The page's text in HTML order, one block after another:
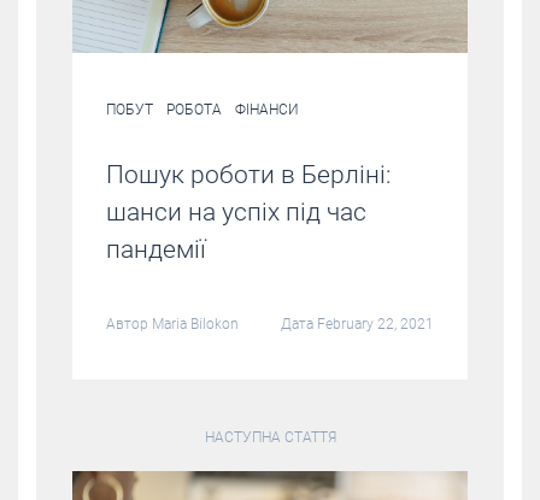
ПОБУТ РОБОТА ФІНАНСИ
Пошук роботи в Берліні:
шанси на успіх під час
пандемії
Автор Maria Bilokon Дата February 22, 2021
НАСТУПНА СТАТТЯ